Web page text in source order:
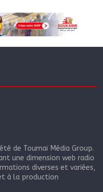
de Toumaï Média Group.
une dimension web radio
diverses et variées,
à la production